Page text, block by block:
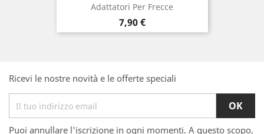
Adattatori Per Frecce
Prezzo
7,90 €
Ricevi le nostre novità e le offerte speciali
Puoi annullare l'iscrizione in ogni momenti. A questo scopo,